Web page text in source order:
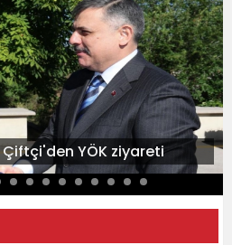
Çiftçi'den YÖK ziyareti